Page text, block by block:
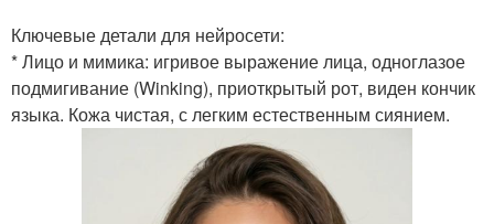
Ключевые детали для нейросети:
* Лицо и мимика: игривое выражение лица, одноглазое
подмигивание (Winking), приоткрытый рот, виден кончик
языка. Кожа чистая, с легким естественным сиянием.